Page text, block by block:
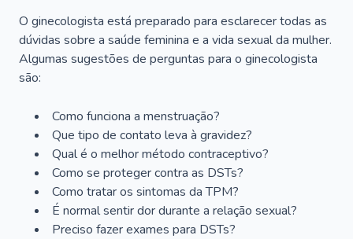
O ginecologista está preparado para esclarecer todas as
dúvidas sobre a saúde feminina e a vida sexual da mulher.
Algumas sugestões de perguntas para o ginecologista
são:
Como funciona a menstruação?
Que tipo de contato leva à gravidez?
Qual é o melhor método contraceptivo?
Como se proteger contra as DSTs?
Como tratar os sintomas da TPM?
É normal sentir dor durante a relação sexual?
Preciso fazer exames para DSTs?